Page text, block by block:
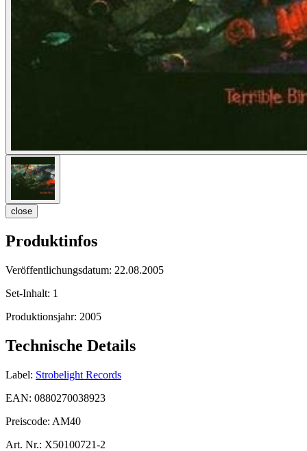
close
Produktinfos
Veröffentlichungsdatum: 22.08.2005
Set-Inhalt: 1
Produktionsjahr: 2005
Technische Details
Label: Strobelight Records
EAN: 0880270038923
Preiscode: AM40
Art. Nr.: X50100721-2